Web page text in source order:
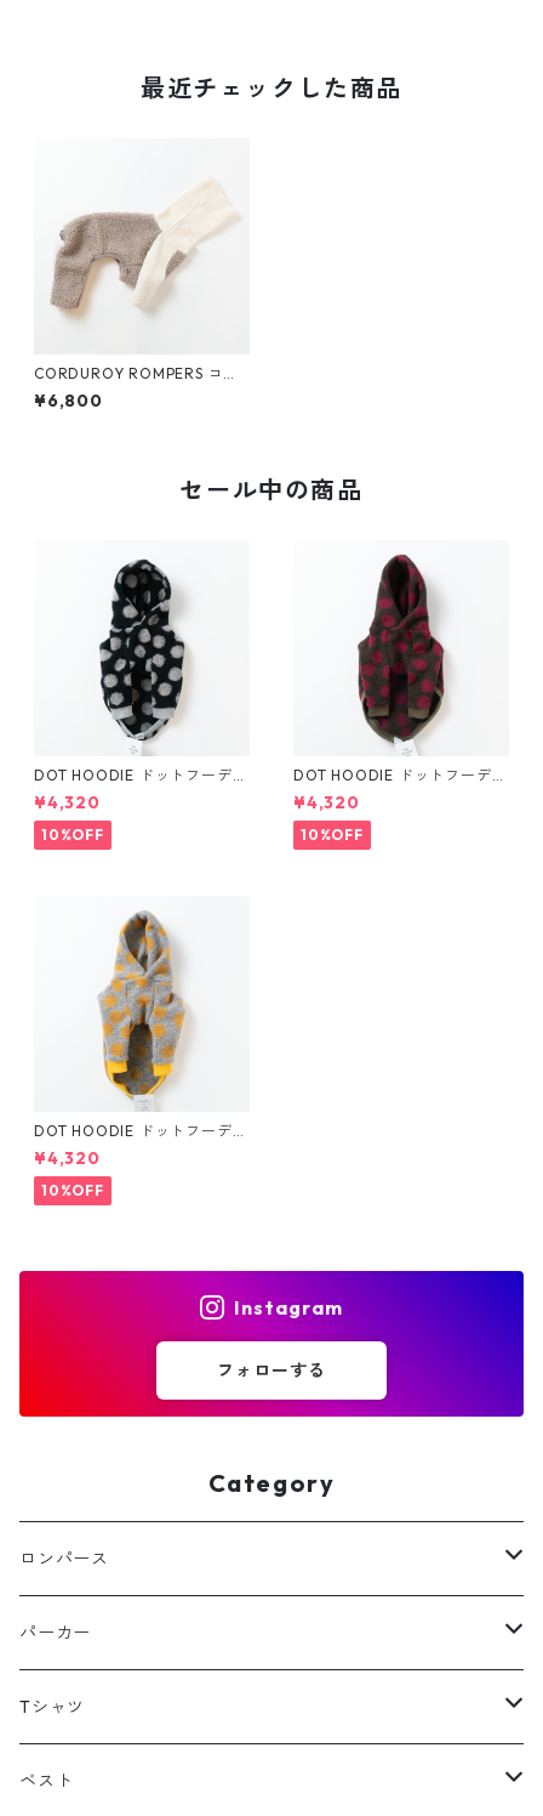
最近チェックした商品
CORDUROY ROMPERS コー
ディロイロンパース (グレージ
ュ)
¥6,800
セール中の商品
DOT HOODIE ドットフーディ
(ブラック)
¥4,320
10%OFF
DOT HOODIE ドットフーディ
(ピンク)
¥4,320
10%OFF
DOT HOODIE ドットフーディ
(マスタード)
¥4,320
10%OFF
Instagram
フォローする
Category
ロンパース
フリース
スウェット
その他
パーカー
フリース
スウェット
Tシャツ
長袖
ベスト